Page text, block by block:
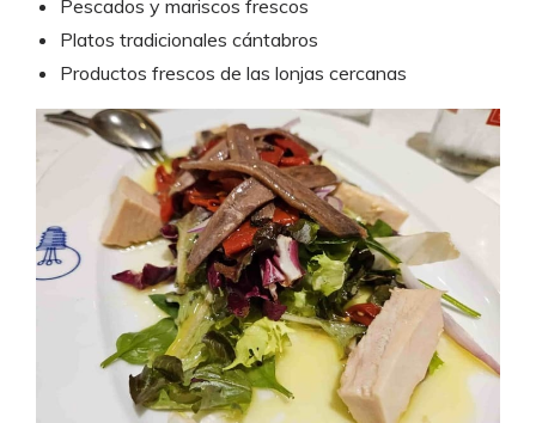
Pescados y mariscos frescos
Platos tradicionales cántabros
Productos frescos de las lonjas cercanas